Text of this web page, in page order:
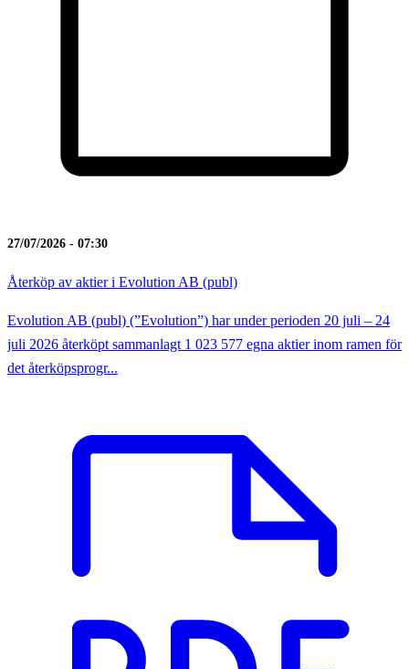
27/07/2026 - 07:30
Återköp av aktier i Evolution AB (publ)
Evolution AB (publ) (”Evolution”) har under perioden 20 juli – 24
juli 2026 återköpt sammanlagt 1 023 577 egna aktier inom ramen för
det återköpsprogr...